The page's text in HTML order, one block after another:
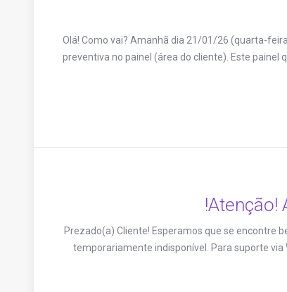
Olá! Como vai? Amanhã dia 21/01/26 (quarta-
preventiva no painel (área do cliente). Este
Atenção!
Prezado(a) Cliente! Esperamos que se encontre
temporariamente indisponível. Para suporte